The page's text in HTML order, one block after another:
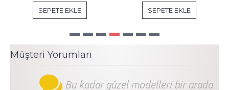
SEPETE EKLE SEPETE EKLE
Müşteri Yorumları
Bu kadar güzel modelleri bir arada